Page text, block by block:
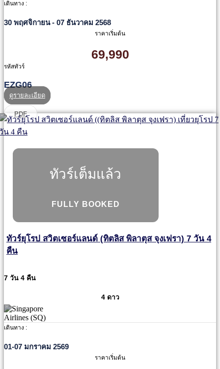
เดินทาง :
30 พฤศจิกายน - 07 ธันวาคม 2568
ราคาเริ่มต้น
69,990
รหัสทัวร์
EZG06
ดูรายละเอียด
PDF
ทัวร์เต็มแล้ว
FULLY BOOKED
ทัวร์ยุโรป สวิตเซอร์แลนด์ (ทิตลิส พิลาตุส จุงเฟรา) 7 วัน 4
คืน
7 วัน 4 คืน
4 ดาว
เดินทาง :
01-07 มกราคม 2569
ราคาเริ่มต้น